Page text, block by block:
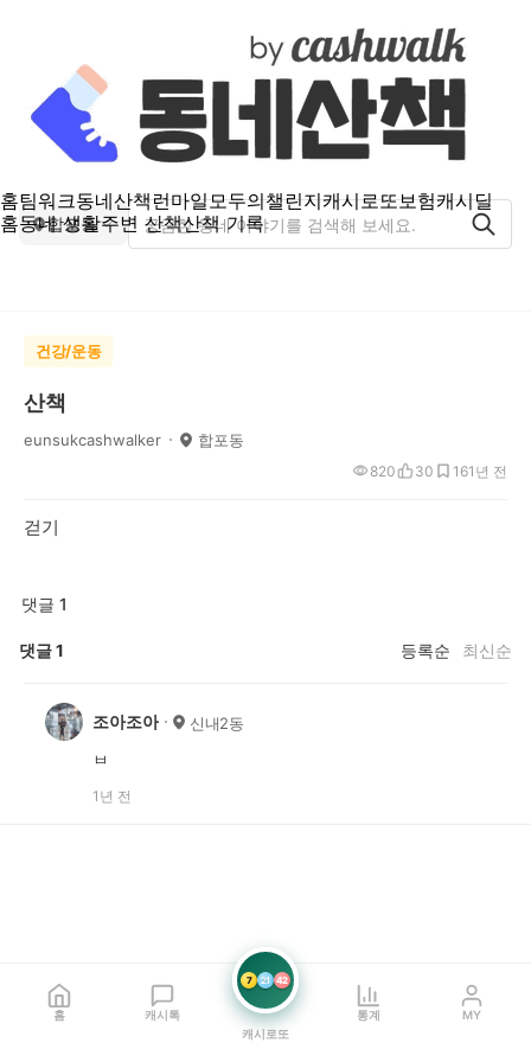
홈팀워크동네산책런마일모두의챌린지캐시로또보험캐시딜
홈동네 생활주변 산책산책 기록
합포동
건강/운동
산책
eunsukcashwalker 합포동
1년 전
820 30 16
걷기
댓글 1
댓글1 등록순 최신순
조아조아 신내2동
ㅂ
1년 전
홈 캐시톡
7 21 42
캐시로또
통계 MY